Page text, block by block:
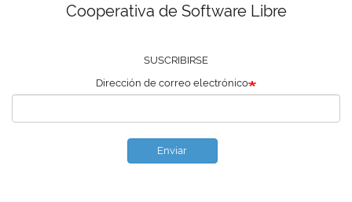
Cooperativa de Software Libre
SUSCRIBIRSE
Dirección de correo electrónico
Enviar